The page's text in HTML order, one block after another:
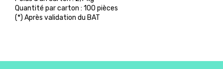
Quantité par carton : 100 pièces
(*) Après validation du BAT